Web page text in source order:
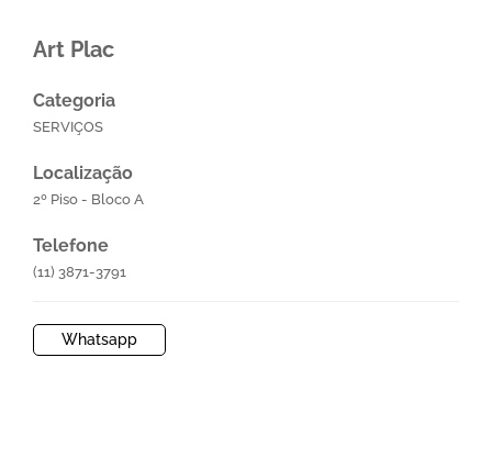
Art Plac
Categoria
SERVIÇOS
Localização
2º Piso - Bloco A
Telefone
(11) 3871-3791
Whatsapp